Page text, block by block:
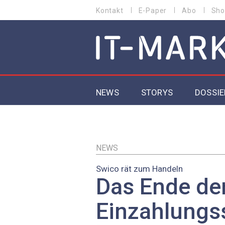
zum
MENU
Kontakt E-Paper Abo
MAIN NAVIGATION
NEWS STORYS
EU-
NEWS
Swico rät zum Handeln
Das Ende